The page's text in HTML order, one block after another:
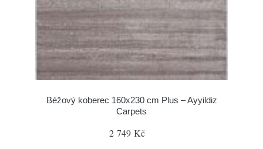
Béžový koberec 160x230 cm Plus – Ayyildiz
Carpets
2 749 Kč